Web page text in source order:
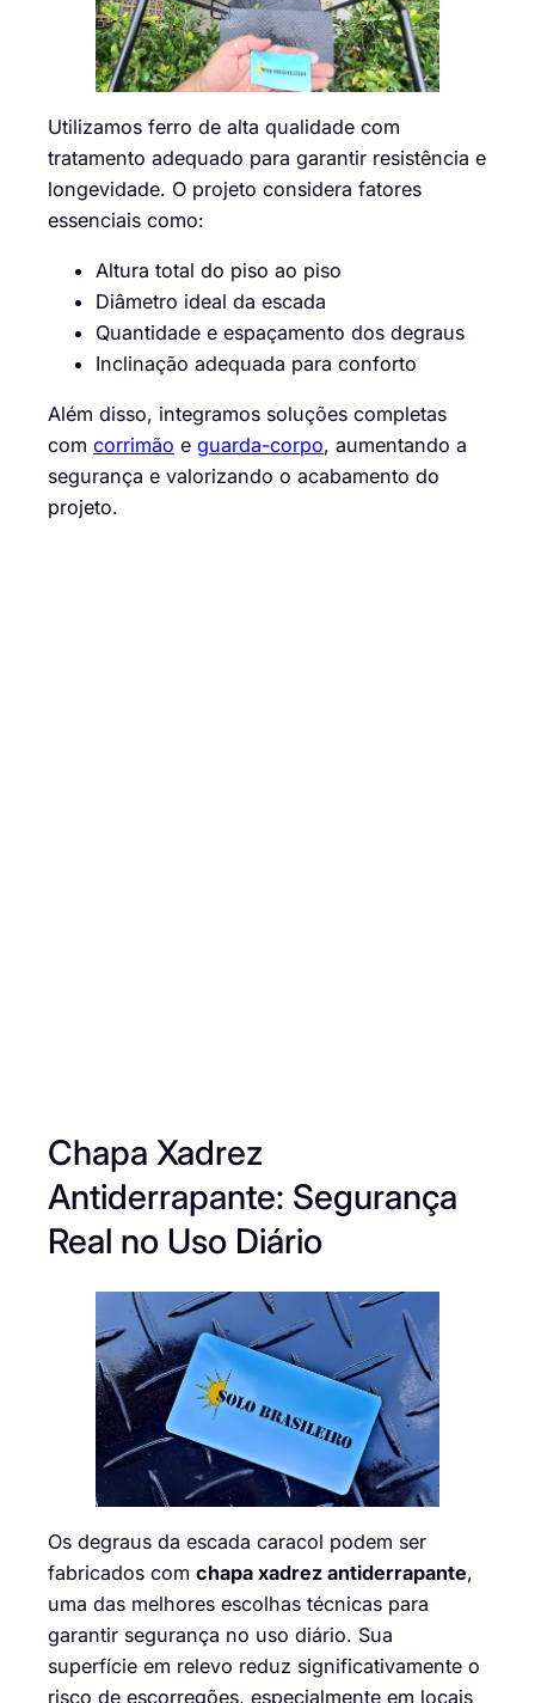
Utilizamos ferro de alta qualidade com
tratamento adequado para garantir resistência e
longevidade. O projeto considera fatores
essenciais como:
Altura total do piso ao piso
Diâmetro ideal da escada
Quantidade e espaçamento dos degraus
Inclinação adequada para conforto
Além disso, integramos soluções completas
com corrimão e guarda-corpo, aumentando a
segurança e valorizando o acabamento do
projeto.
Chapa Xadrez
Antiderrapante: Segurança
Real no Uso Diário
Os degraus da escada caracol podem ser
fabricados com chapa xadrez antiderrapante,
uma das melhores escolhas técnicas para
garantir segurança no uso diário. Sua
superfície em relevo reduz significativamente o
risco de escorregões, especialmente em locais